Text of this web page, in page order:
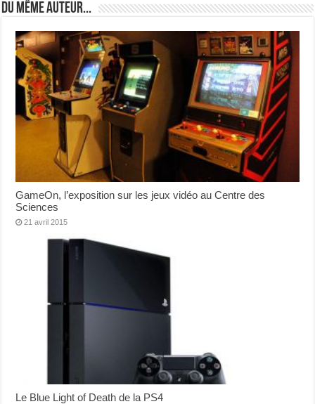
Du même auteur...
GameOn, l’exposition sur les jeux vidéo au Centre des
Sciences
21 avril 2015
Le Blue Light of Death de la PS4